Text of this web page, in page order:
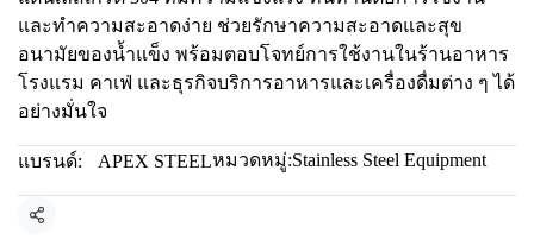
และทำความสะอาดง่าย ช่วยรักษาความสะอาดและสุข
อนามัยของน้ำแข็ง พร้อมตอบโจทย์การใช้งานในร้านอาหาร
โรงแรม คาเฟ่ และธุรกิจบริการอาหารและเครื่องดื่มต่าง ๆ ได้
อย่างมั่นใจ
แบรนด์: APEX STEELหมวดหมู่:Stainless Steel Equipment
แชร์